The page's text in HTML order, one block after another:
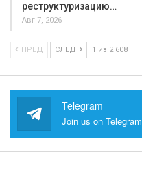
реструктуризацию…
Авг 7, 2026
ПРЕД СЛЕД 1 из 2 608
Telegram
Join us on Telegram